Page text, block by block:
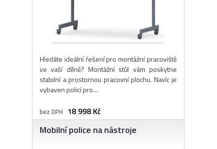
Hledáte ideální řešení pro montážní pracoviště
ve vaší dílně? Montážní stůl vám poskytne
stabilní a prostornou pracovní plochu. Navíc je
vybaven policí pro…
bez DPH 18 998 Kč
Mobilní police na nástroje